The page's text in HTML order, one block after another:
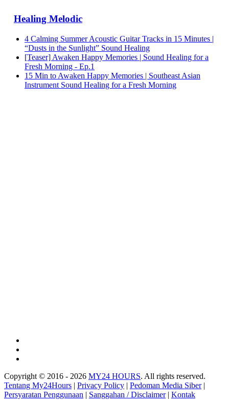
Healing Melodic
4 Calming Summer Acoustic Guitar Tracks in 15 Minutes |
“Dusts in the Sunlight” Sound Healing
[Teaser] Awaken Happy Memories | Sound Healing for a
Fresh Morning - Ep.1
15 Min to Awaken Happy Memories | Southeast Asian
Instrument Sound Healing for a Fresh Morning
Copyright © 2016 - 2026 MY24 HOURS. All rights reserved.
Tentang My24Hours | Privacy Policy | Pedoman Media Siber|
Persyaratan Penggunaan | Sanggahan / Disclaimer| Kontak